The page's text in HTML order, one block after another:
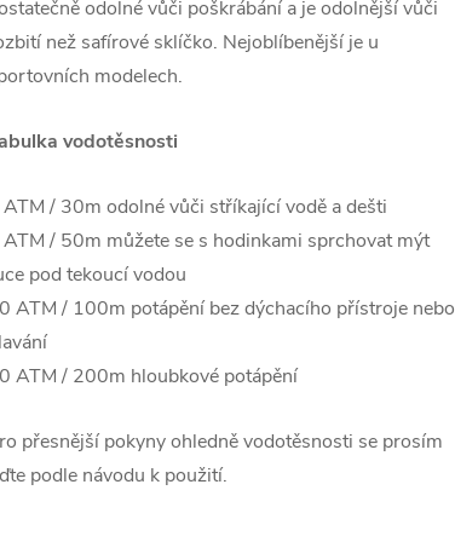
odolné vůči poškrábání a je odolnější vůči
než safírové sklíčko. Nejoblíbenější je u
modelech.
vodotěsnosti
/ 30m odolné vůči stříkající vodě a dešti
/ 50m můžete se s hodinkami sprchovat mýt
pod tekoucí vodou
ATM / 100m potápění bez dýchacího přístroje nebo
ATM / 200m hloubkové potápění
přesnější pokyny ohledně vodotěsnosti se prosím
podle návodu k použití.